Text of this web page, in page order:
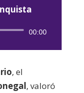
00:00
, el
, valoró